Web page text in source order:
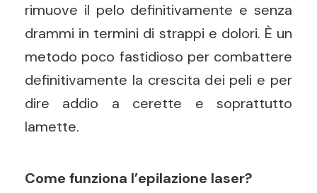
rimuove il pelo definitivamente e senza
drammi in termini di strappi e dolori. È un
metodo poco fastidioso per combattere
definitivamente la crescita dei peli e per
dire addio a cerette e soprattutto
lamette.
Come funziona l’epilazione laser?